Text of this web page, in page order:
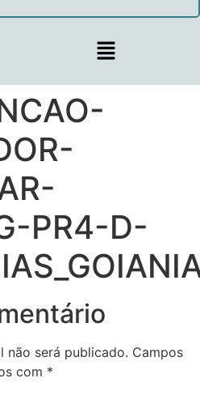
PR4-D-
não será publicado. Campos
com *